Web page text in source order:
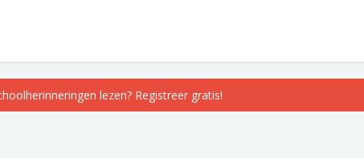
lezen? Registreer gratis!